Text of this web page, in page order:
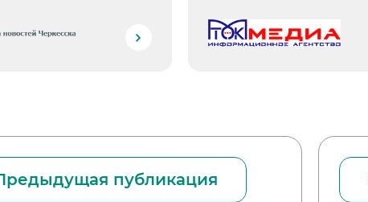
публикация